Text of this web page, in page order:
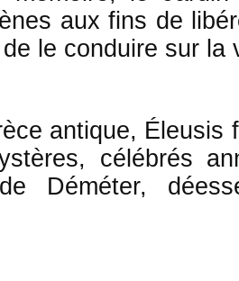
aux fins de
le conduire sur la
antique, Éleusis
célébrés
Dé­méter,